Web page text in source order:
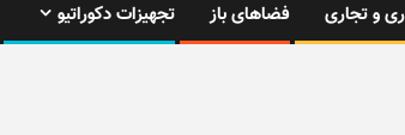
و تجاری فضاهای باز تجهیزات دکوراتیو